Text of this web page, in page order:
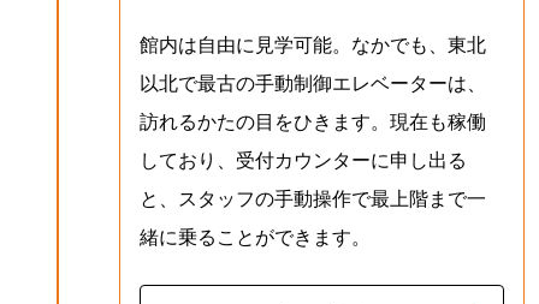
館内は自由に見学可能。なかでも、東北
以北で最古の手動制御エレベーターは、
訪れるかたの目をひきます。現在も稼働
しており、受付カウンターに申し出る
と、スタッフの手動操作で最上階まで一
緒に乗ることができます。